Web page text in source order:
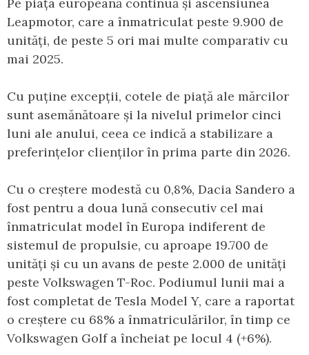
Leapmotor, care a înmatriculat peste 9.900 de
unități, de peste 5 ori mai multe comparativ cu
mai 2025.
Cu puține excepții, cotele de piață ale mărcilor
sunt asemănătoare și la nivelul primelor cinci
luni ale anului, ceea ce indică a stabilizare a
preferințelor clienților în prima parte din 2026.
Cu o creștere modestă cu 0,8%, Dacia Sandero a
fost pentru a doua lună consecutiv cel mai
înmatriculat model în Europa indiferent de
sistemul de propulsie, cu aproape 19.700 de
unități și cu un avans de peste 2.000 de unități
peste Volkswagen T-Roc. Podiumul lunii mai a
fost completat de Tesla Model Y, care a raportat
o creștere cu 68% a înmatriculărilor, în timp ce
Volkswagen Golf a încheiat pe locul 4 (+6%).